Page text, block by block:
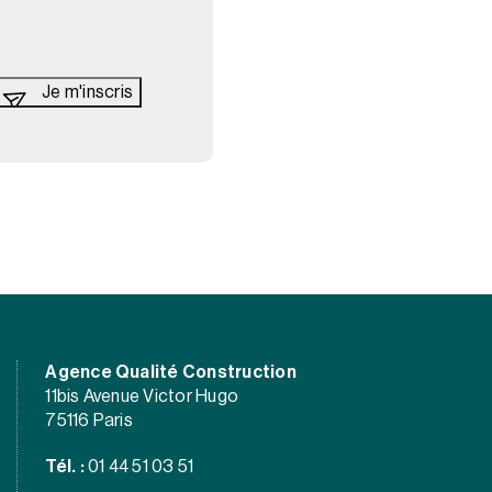
Agence Qualité Construction
11bis Avenue Victor Hugo
75116 Paris
Tél. : 01 44 51 03 51